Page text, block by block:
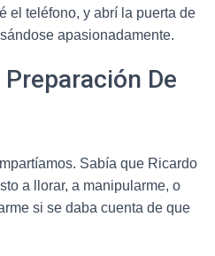
el teléfono, y abrí la puerta de
apasionadamente.
De
Sabía que Ricardo
a llorar, a manipularme, o
si se daba cuenta de que